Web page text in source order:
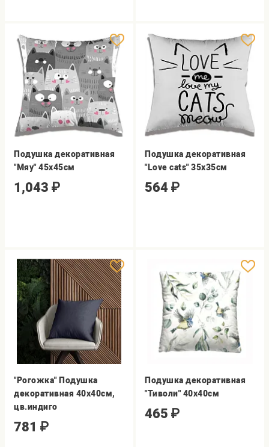
Подушка декоративная
"Мяу" 45х45см
1,043 ₽
Подушка декоративная
"Love cats" 35х35см
564 ₽
"Рогожка" Подушка
декоративная 40х40см,
цв.индиго
781 ₽
Подушка декоративная
"Тиволи" 40х40см
465 ₽